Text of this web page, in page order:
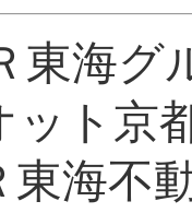
東海グ
ット京
海不